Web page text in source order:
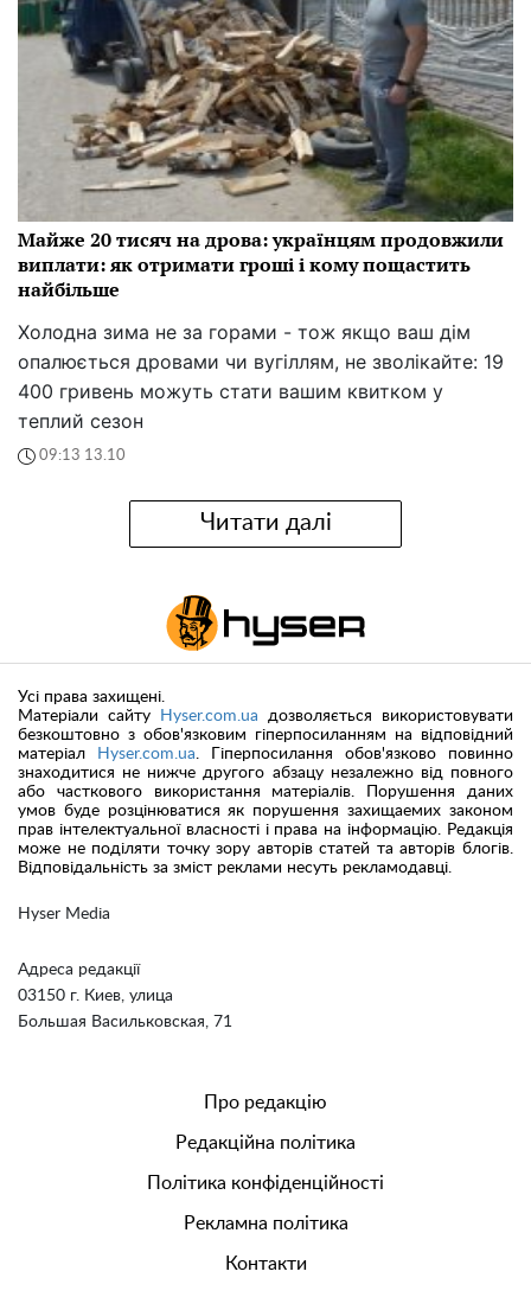
Майже 20 тисяч на дрова: українцям продовжили
виплати: як отримати гроші і кому пощастить
найбільше
Холодна зима не за горами - тож якщо ваш дім
опалюється дровами чи вугіллям, не зволікайте: 19
400 гривень можуть стати вашим квитком у
теплий сезон
09:13 13.10
Читати далі
Hyser Media
Адреса редакції
03150 г. Киев, улица
Большая Васильковская, 71
Усі права захищені.
Матеріали сайту
Hyser.com.ua дозволяється використовувати
безкоштовно з обов'язковим гіперпосиланням на відповідний
матеріал
Hyser.com.ua . Гіперпосилання обов'язково повинно
знаходитися не нижче другого абзацу незалежно від повного
або часткового використання матеріалів. Порушення даних
умов буде розцінюватися як порушення захищаемих законом
прав інтелектуальної власності і права на інформацію. Редакція
може не поділяти точку зору авторів статей та авторів блогів.
Відповідальність за зміст реклами несуть рекламодавці.
Про редакцію
Редакційна політика
Політика конфіденційності
Рекламна політика
Контакти